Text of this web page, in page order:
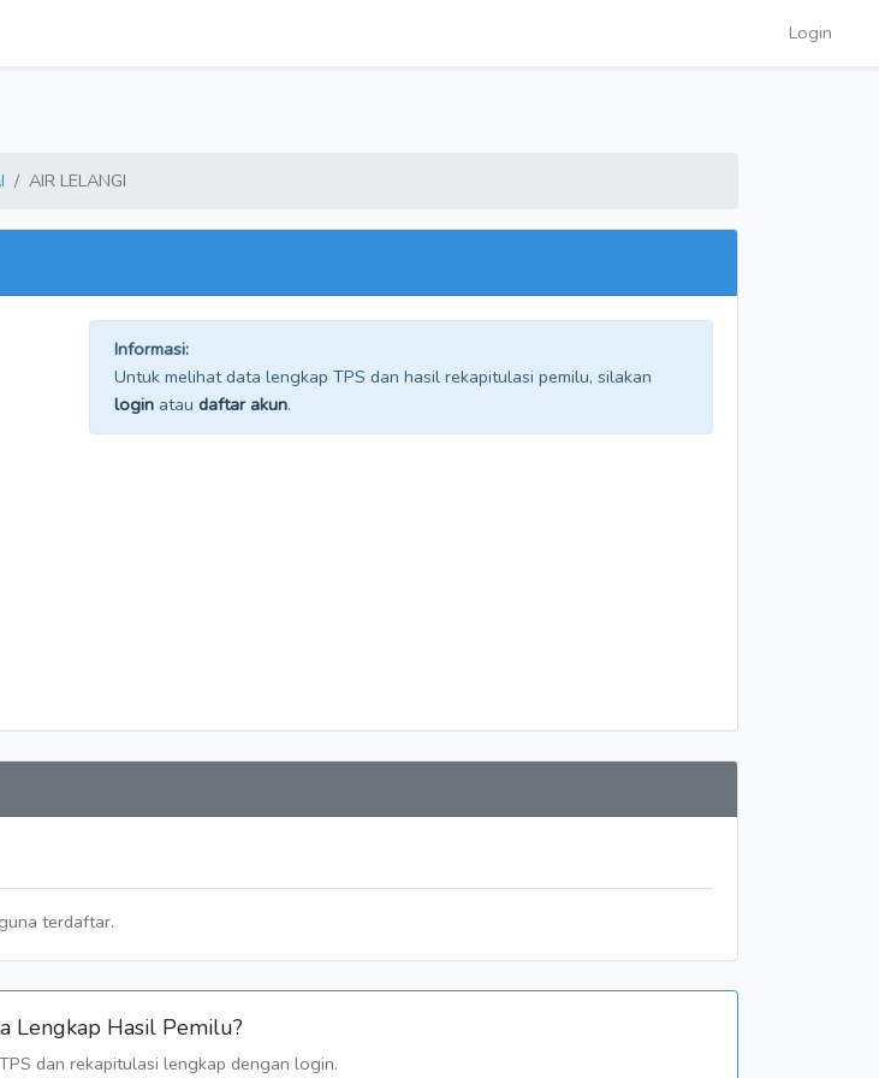
Login
AIR LELANGI
Informasi:
Untuk melihat data lengkap TPS dan hasil rekapitulasi pemilu, silakan
login atau daftar akun.
terdaftar.
Lengkap Hasil Pemilu?
dan rekapitulasi lengkap dengan login.